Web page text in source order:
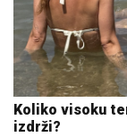
Koliko visoku
izdrži?